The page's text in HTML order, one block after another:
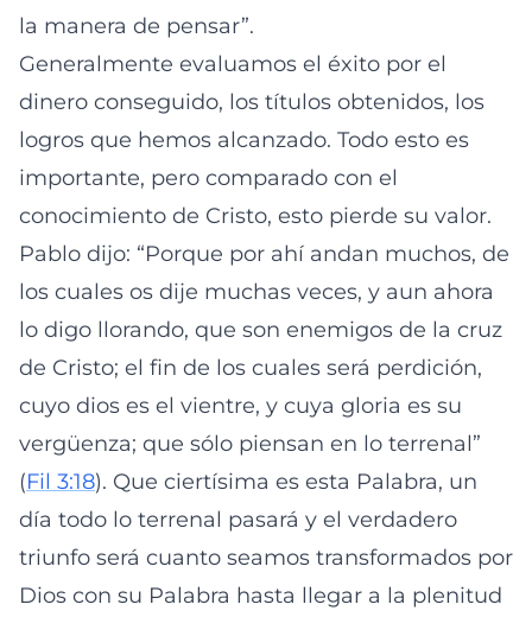
la manera de pensar”.
Generalmente evaluamos el éxito por el
dinero conseguido, los títulos obtenidos, los
logros que hemos alcanzado. Todo esto es
importante, pero comparado con el
conocimiento de Cristo, esto pierde su valor.
Pablo dijo: “Porque por ahí andan muchos, de
los cuales os dije muchas veces, y aun ahora
lo digo llorando, que son enemigos de la cruz
de Cristo; el fin de los cuales será perdición,
cuyo dios es el vientre, y cuya gloria es su
vergüenza; que sólo piensan en lo terrenal”
(Fil 3:18). Que ciertísima es esta Palabra, un
día todo lo terrenal pasará y el verdadero
triunfo será cuanto seamos transformados por
Dios con su Palabra hasta llegar a la plenitud